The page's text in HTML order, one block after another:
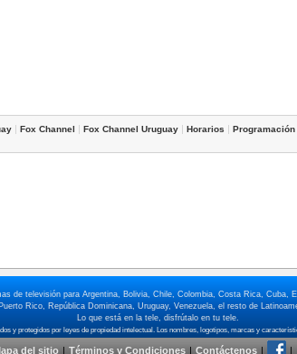
| Fox Channel | Fox Channel Uruguay | Horarios | Programación
de televisión para Argentina, Bolivia, Chile, Colombia, Costa Rica,
Rico, República Dominicana, Uruguay, Venezuela, el resto de
Lo que está en la tele, disfrútalo en tu tele.
del sitio | Términos y Condiciones | Contáctenos | |